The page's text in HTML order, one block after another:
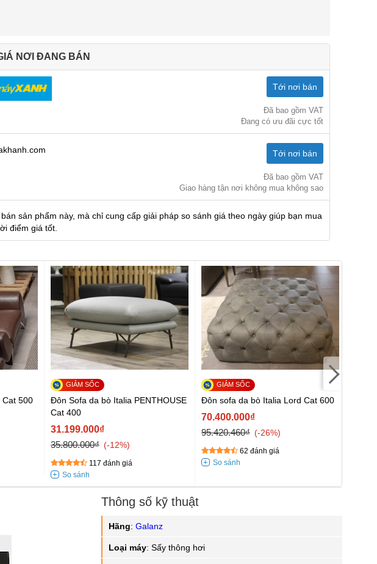
NƠI ĐANG BÁN
Tới nơi bán
Đã bao gồm VAT
Đang có ưu đãi cực tốt
Tới nơi bán
Đã bao gồm VAT
Giao hàng tận nơi không mua không sao
sản phẩm này, mà chỉ cung cấp giải pháp so sánh giá theo ngày giúp bạn mua
điểm giá tốt.
Cat 500
Đôn Sofa da bò Italia PENTHOUSE
Cat 400
31.199.000₫
35.800.000₫
-12%
117 đánh giá
Đôn sofa da bò Italia Lord Cat 600
70.400.000₫
95.420.460₫
-26%
62 đánh giá
Thông số kỹ thuật
Hãng: Galanz
Loại máy: Sấy thông hơi